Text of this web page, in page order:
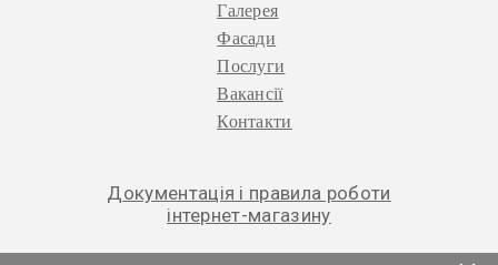
Галерея
Фасади
Послуги
Вакансії
Контакти
Документація і правила роботи
інтернет-магазину
© 2026 «Ермітаж», ліпна майстерня.Політика